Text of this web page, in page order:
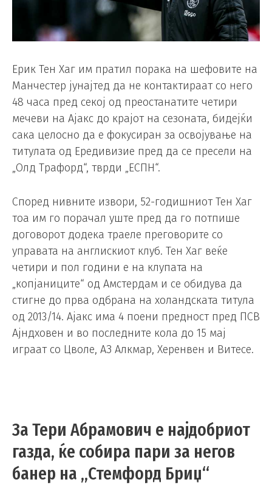
Ерик Тен Хаг им пратил порака на шефовите на
Манчестер јунајтед да не контактираат со него
48 часа пред секој од преостанатите четири
мечеви на Ајакс до крајот на сезоната, бидејќи
сака целосно да е фокусиран за освојување на
титулата од Ередивизие пред да се пресели на
„Олд Трафорд“, тврди „ЕСПН“.
Според нивните извори, 52-годишниот Тен Хаг
тоа им го порачал уште пред да го потпише
договорот додека траеле преговорите со
управата на англискиот клуб. Тен Хаг веќе
четири и пол години е на клупата на
„копјаниците“ од Амстердам и се обидува да
стигне до прва одбрана на холандската титула
од 2013/14. Ајакс има 4 поени предност пред ПСВ
Ајндховен и во последните кола до 15 мај
играат со Цволе, АЗ Алкмар, Херенвен и Витесе.
За Тери Абрамович е најдобриот
газда, ќе собира пари за негов
банер на „Стемфорд Бриџ“